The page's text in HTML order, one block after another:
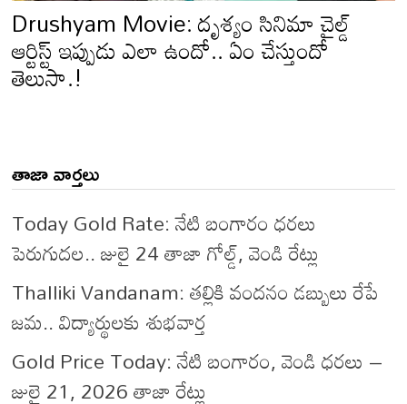
Drushyam Movie: దృశ్యం సినిమా చైల్డ్
ఆర్టిస్ట్ ఇప్పుడు ఎలా ఉందో.. ఏం చేస్తుందో
తెలుసా.!
తాజా వార్తలు
Today Gold Rate: నేటి బంగారం ధరలు
పెరుగుదల.. జులై 24 తాజా గోల్డ్, వెండి రేట్లు
Thalliki Vandanam: తల్లికి వందనం డబ్బులు రేపే
జమ.. విద్యార్థులకు శుభవార్త
Gold Price Today: నేటి బంగారం, వెండి ధరలు –
జులై 21, 2026 తాజా రేట్లు